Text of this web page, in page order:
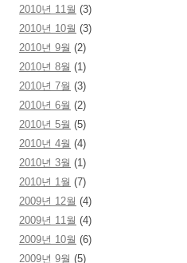
2010년 11월 (3)
2010년 10월 (3)
2010년 9월 (2)
2010년 8월 (1)
2010년 7월 (3)
2010년 6월 (2)
2010년 5월 (5)
2010년 4월 (4)
2010년 3월 (1)
2010년 1월 (7)
2009년 12월 (4)
2009년 11월 (4)
2009년 10월 (6)
2009년 9월 (5)